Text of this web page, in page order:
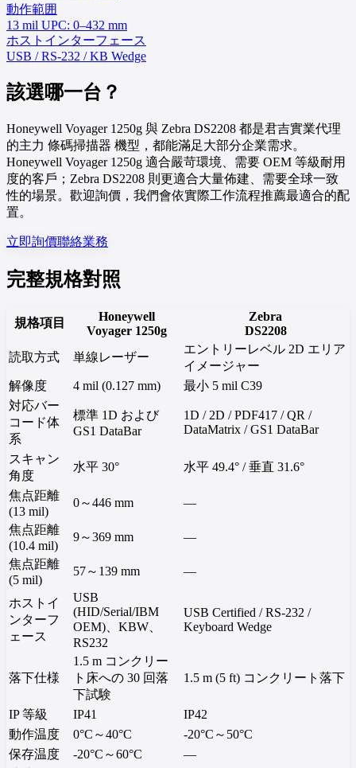
動作範囲
13 mil UPC: 0–432 mm
ホストインターフェース
USB / RS-232 / KB Wedge
該選哪一台？
Honeywell Voyager 1250g 與 Zebra DS2208 都是君吉實業代理
的主力 條碼掃描器 機型，都能滿足大部分企業需求。
Honeywell Voyager 1250g 適合嚴苛環境、需要 OEM 等級耐用
度的客戶；Zebra DS2208 則更適合大量佈建、需要全球一致
性的場景。歡迎詢價，我們會依實際工作流程推薦最適合的配
置。
立即詢價聯絡業務
完整規格對照
規格項目
Honeywell
Voyager 1250g
Zebra
DS2208
読取方式
単線レーザー
エントリーレベル 2D エリア
イメージャー
解像度
4 mil (0.127 mm)
最小 5 mil C39
対応バー
コード体
系
標準 1D および
GS1 DataBar
1D / 2D / PDF417 / QR /
DataMatrix / GS1 DataBar
スキャン
角度
水平 30° 水平 49.4° / 垂直 31.6°
焦点距離
(13 mil)
0～446 mm
—
焦点距離
(10.4 mil)
9～369 mm
—
焦点距離
(5 mil)
57～139 mm —
ホストイ
ンターフ
ェース
USB
(HID/Serial/IBM
OEM)、KBW、
RS232
USB Certified / RS-232 /
Keyboard Wedge
落下仕様
1.5 m コンクリー
ト床への 30 回落
下試験
1.5 m (5 ft) コンクリート落下
IP 等級 IP41
IP42
動作温度
0°C～40°C
-20°C～50°C
保存温度
-20°C～60°C
—